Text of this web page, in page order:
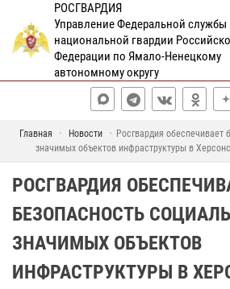
РОСГВАРДИЯ
Управление Федеральной службы
национальной гвардии
Федерации по Ямало-Ненецкому
автономному округу
Главная Новости
Росгвардия обеспечивает
значимых объектов инфраструктуры в
РОСГВАРДИЯ
БЕЗОПАСНОСТЬ
ЗНАЧИМЫХ ОБЪЕКТОВ
ИНФРАСТРУКТУРЫ В